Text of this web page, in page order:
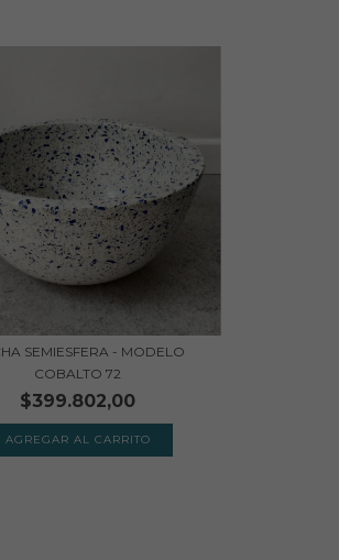
SEMIESFERA - MODELO
COBALTO 72
$399.802,00